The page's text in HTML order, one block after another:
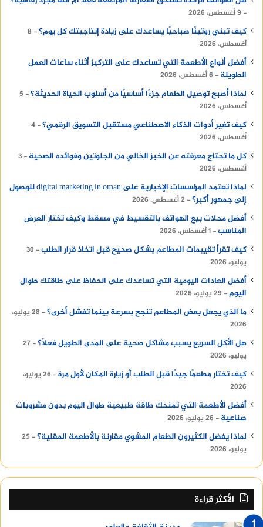
وجسم أسد يرمز إلى الهيبة والسيطرة، ما يجعله رمز
للحماية الروحية للمقابر الملكية المجاورة.
ويرجح المؤرخون أن أبو الهول قد شيد في عهد الملك
خفرع، ثاني ملوك الأسرة الرابعة، ليكون جزء من المجمع
الجنائزي الخاص به والذي يشمل الهرم، والمعبد
الجنائزي، والمعبد الوادي ومع مرور القرون، أصبح أبو
الهول بمثابة البوابة الرمزية لعالم الأهرامات، حامل
أسرارها في صمته العميق وملامحه الغامضة ولا يزال
إلى اليوم يثير فضول الزوار والعلماء، سواء بسبب حجمه
الهائل، أو الأساطير التي دارت حوله، أو لغز أنفه
المفقودة الذي أضفى عليه هالة من الغموض.
اعرف عنpuppies for sale in dubai price
الاهرامات المصرية
تقف الأهرامات الثلاثة الكبرى على هضبة الجيزة كأعظم
شهادة مادية على حضارة مصر القديمة، وهي تمثل
قبور ملكية بناها الفراعنة من الأسرة الرابعة خلال ما
يعرف بعصر الأهرامات في الدولة القديمة، ما بين عامي
مدافن، بل كانت تجسيد لفكرة الخلود، ومكان لانتقال
الملك إلى العالم الآخر، حيث يؤمن المصري القديم أن
الحياة لا تنتهي بالموت، بل تبدأ من جديد في عالم
أبدي.
اكتشفشركات تسويق في مسقط
9 أغسطس، 2026
كيف تبني روتينًا صباحيًا يساعدك على زيادة إنتاجيتك كل يوم؟
8
أغسطس، 2026
أفضل أنواع الأطعمة التي تساعدك على التركيز أثناء ساعات العمل
الطويلة
6 أغسطس، 2026
لماذا أصبح توصيل الطعام جزءًا أساسيًا من أسلوب الحياة الحديثة؟
5
أغسطس، 2026
كيف تغير أدوات الذكاء الاصطناعي مستقبل التسويق الرقمي؟ 4
أغسطس، 2026
كل ما تحتاج معرفته عن الخبز الخالي من الجلوتين وفوائده الصحية
3
أغسطس، 2026
لماذا تعتمد المؤسسات الإخبارية على digital marketing in oman للوصول
إلى جمهور أكبر؟ 2 أغسطس، 2026
أفضل محلات بيع الهواتف بالتقسيط في مسقط وكيف تختار العرض
المناسب 1 أغسطس، 2026
كيف تقرأ تقييمات المطاعم بشكل صحيح قبل اتخاذ قرار الطلب
30
يوليو، 2026
أفضل العادات اليومية التي تساعدك على الحفاظ على طاقتك طوال
اليوم
29 يوليو، 2026
ما الذي يجعل بعض المطاعم تنجح بسرعة بينما تفشل أخرى؟
28 يوليو،
2026
هل الأكل السريع يسبب مشاكل صحية على المدى الطويل فعلًا؟ 27
يوليو، 2026
كيف تختار مطعمًا جيدًا قبل الطلب أو زيارة المكان لأول مرة
26 يوليو،
2026
أفضل الأطعمة التي تمنحك طاقة طبيعية طوال اليوم بدون مشروبات
صناعية
26 يوليو، 2026
لماذا يفضل الكثيرون الطعام المشوي مقارنة بالأطعمة المقلية؟
25
يوليو، 2026
الأكثر قراءة